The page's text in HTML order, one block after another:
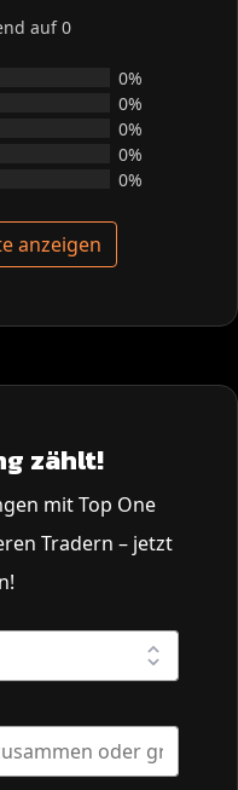
auf 0
0%
0%
0%
0%
0%
anzeigen
zählt!
mit Top One
Tradern – jetzt